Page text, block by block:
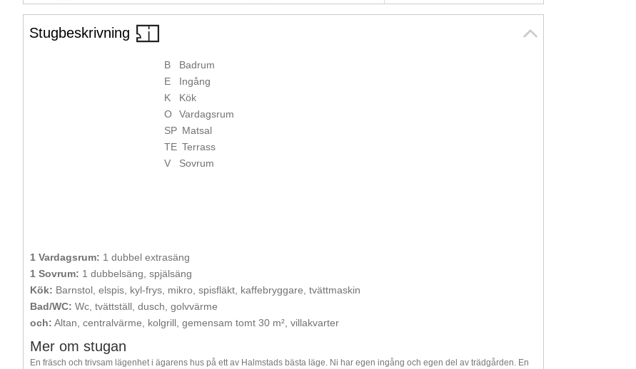
Stugbeskrivning
B
Badrum
E
Ingång
K
Kök
O
Vardagsrum
SP Matsal
TE Terrass
V
Sovrum
1 Vardagsrum: 1 dubbel extrasäng
1 Sovrum: 1 dubbelsäng, spjälsäng
Kök: Barnstol, elspis, kyl-frys, mikro, spisfläkt, kaffebryggare, tvättmaskin
Bad/WC: Wc, tvättställ, dusch, golvvärme
och: Altan, centralvärme, kolgrill, gemensam tomt 30 m², villakvarter
Mer om stugan
En fräsch och trivsam lägenhet i ägarens hus på ett av Halmstads bästa läge. Ni har egen ingång och egen del av trädgården. En